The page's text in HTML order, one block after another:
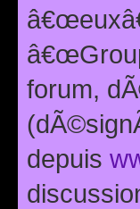
forum,
depuis